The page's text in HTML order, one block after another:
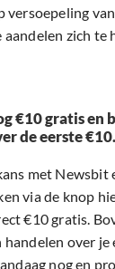
versoepeling
zich te
€10 gratis en
de eerste
met Newsbit
via de knop
€10 gratis.
over je
nog en